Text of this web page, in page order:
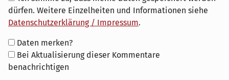
dürfen. Weitere Einzelheiten und Informationen siehe
Datenschutzerklärung / Impressum.
Formular-
Optionen
Daten merken?
Bei Aktualisierung dieser Kommentare
benachrichtigen